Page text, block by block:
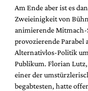
Am Ende aber ist es
Zweieinigkeit von
animierende
provozierende Parabel
Alternativlos-Politik
Publikum. Florian
einer der
begabtesten, hatte